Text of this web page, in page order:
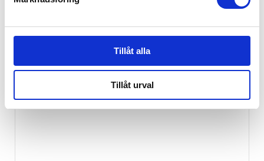
Tillåt alla
Tillåt urval